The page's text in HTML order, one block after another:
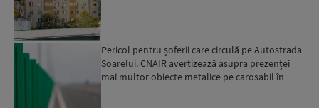
Pericol pentru șoferii care circulă pe Autostrada
Soarelui. CNAIR avertizează asupra prezenței
mai multor obiecte metalice pe carosabil în